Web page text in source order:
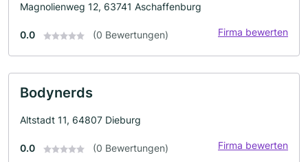
Magnolienweg 12, 63741 Aschaffenburg
0.0 (0 Bewertungen) Firma bewerten
Bodynerds
Altstadt 11, 64807 Dieburg
0.0 (0 Bewertungen) Firma bewerten